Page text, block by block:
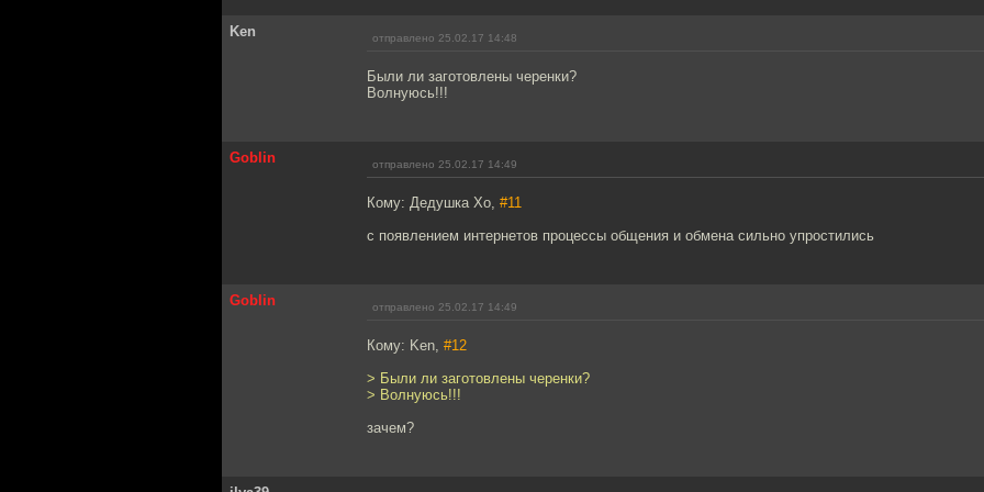
Ken отправлено 25.02.17 14:48
Были ли заготовлены черенки?
Волнуюсь!!!
Goblin отправлено 25.02.17 14:49
Кому: Дедушка Хо, #11
с появлением интернетов процессы общения и обмена сильно упростились
Goblin отправлено 25.02.17 14:49
Кому: Ken, #12
> Были ли заготовлены черенки?
> Волнуюсь!!!
зачем?